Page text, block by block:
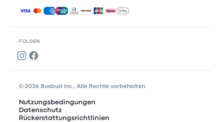
FOLGEN
Akzeptierte Zahlungsmethoden
© 2026 Busbud Inc., Alle Rechte vorbehalten
Nutzungsbedingungen
Datenschutz
Rückerstattungsrichtlinien